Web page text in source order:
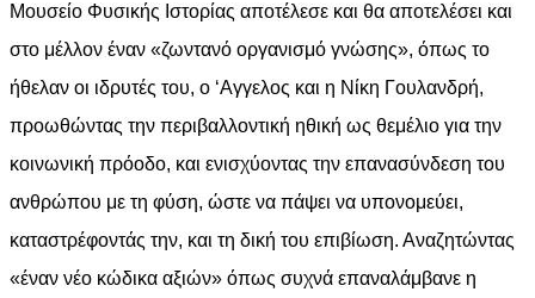
Μουσείο Φυσικής Ιστορίας αποτέλεσε και θα αποτελέσει και
στο μέλλον έναν «ζωντανό οργανισμό γνώσης», όπως το
ήθελαν οι ιδρυτές του, ο ‘Αγγελος και η Νίκη Γουλανδρή,
προωθώντας την περιβαλλοντική ηθική ως θεμέλιο για την
κοινωνική πρόοδο, και ενισχύοντας την επανασύνδεση του
ανθρώπου με τη φύση, ώστε να πάψει να υπονομεύει,
καταστρέφοντάς την, και τη δική του επιβίωση. Αναζητώντας
«έναν νέο κώδικα αξιών» όπως συχνά επαναλάμβανε η